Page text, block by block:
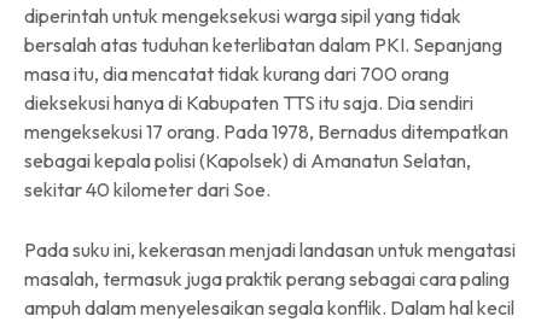
diperintah untuk mengeksekusi warga sipil yang tidak
bersalah atas tuduhan keterlibatan dalam PKI. Sepanjang
masa itu, dia mencatat tidak kurang dari 700 orang
dieksekusi hanya di Kabupaten TTS itu saja. Dia sendiri
mengeksekusi 17 orang. Pada 1978, Bernadus ditempatkan
sebagai kepala polisi (Kapolsek) di Amanatun Selatan,
sekitar 40 kilometer dari Soe.
Pada suku ini, kekerasan menjadi landasan untuk mengatasi
masalah, termasuk juga praktik perang sebagai cara paling
ampuh dalam menyelesaikan segala konflik. Dalam hal kecil